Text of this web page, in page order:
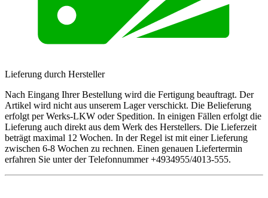
Lieferung durch Hersteller
Nach Eingang Ihrer Bestellung wird die Fertigung beauftragt. Der
Artikel wird nicht aus unserem Lager verschickt. Die Belieferung
erfolgt per Werks-LKW oder Spedition. In einigen Fällen erfolgt die
Lieferung auch direkt aus dem Werk des Herstellers. Die Lieferzeit
beträgt maximal 12 Wochen. In der Regel ist mit einer Lieferung
zwischen 6-8 Wochen zu rechnen. Einen genauen Liefertermin
erfahren Sie unter der Telefonnummer +4934955/4013-555.